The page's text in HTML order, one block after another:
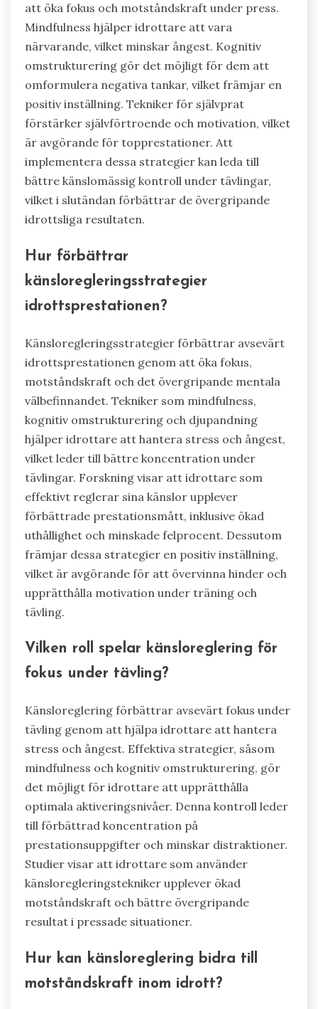
att öka fokus och motståndskraft under press.
Mindfulness hjälper idrottare att vara
närvarande, vilket minskar ångest. Kognitiv
omstrukturering gör det möjligt för dem att
omformulera negativa tankar, vilket främjar en
positiv inställning. Tekniker för självprat
förstärker självförtroende och motivation, vilket
är avgörande för topprestationer. Att
implementera dessa strategier kan leda till
bättre känslomässig kontroll under tävlingar,
vilket i slutändan förbättrar de övergripande
idrottsliga resultaten.
Hur förbättrar
känsloregleringsstrategier
idrottsprestationen?
Känsloregleringsstrategier förbättrar avsevärt
idrottsprestationen genom att öka fokus,
motståndskraft och det övergripande mentala
välbefinnandet. Tekniker som mindfulness,
kognitiv omstrukturering och djupandning
hjälper idrottare att hantera stress och ångest,
vilket leder till bättre koncentration under
tävlingar. Forskning visar att idrottare som
effektivt reglerar sina känslor upplever
förbättrade prestationsmått, inklusive ökad
uthållighet och minskade felprocent. Dessutom
främjar dessa strategier en positiv inställning,
vilket är avgörande för att övervinna hinder och
upprätthålla motivation under träning och
tävling.
Vilken roll spelar känsloreglering för
fokus under tävling?
Känsloreglering förbättrar avsevärt fokus under
tävling genom att hjälpa idrottare att hantera
stress och ångest. Effektiva strategier, såsom
mindfulness och kognitiv omstrukturering, gör
det möjligt för idrottare att upprätthålla
optimala aktiveringsnivåer. Denna kontroll leder
till förbättrad koncentration på
prestationsuppgifter och minskar distraktioner.
Studier visar att idrottare som använder
känsloregleringstekniker upplever ökad
motståndskraft och bättre övergripande
resultat i pressade situationer.
Hur kan känsloreglering bidra till
motståndskraft inom idrott?